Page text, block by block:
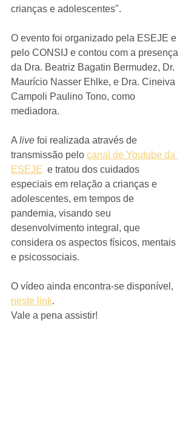
crianças e adolescentes".
O evento foi organizado pela ESEJE e
pelo CONSIJ e contou com a presença
da Dra. Beatriz Bagatin Bermudez, Dr.
Maurício Nasser Ehlke, e Dra. Cineiva
Campoli Paulino Tono, como
mediadora.
A live foi realizada através de
transmissão pelo canal de Youtube da
ESEJE
  e tratou dos cuidados
especiais em relação a crianças e
adolescentes, em tempos de
pandemia, visando seu
desenvolvimento integral, que
considera os aspectos físicos, mentais
e psicossociais.
O vídeo ainda encontra-se disponível,
neste link.
Vale a pena assistir!